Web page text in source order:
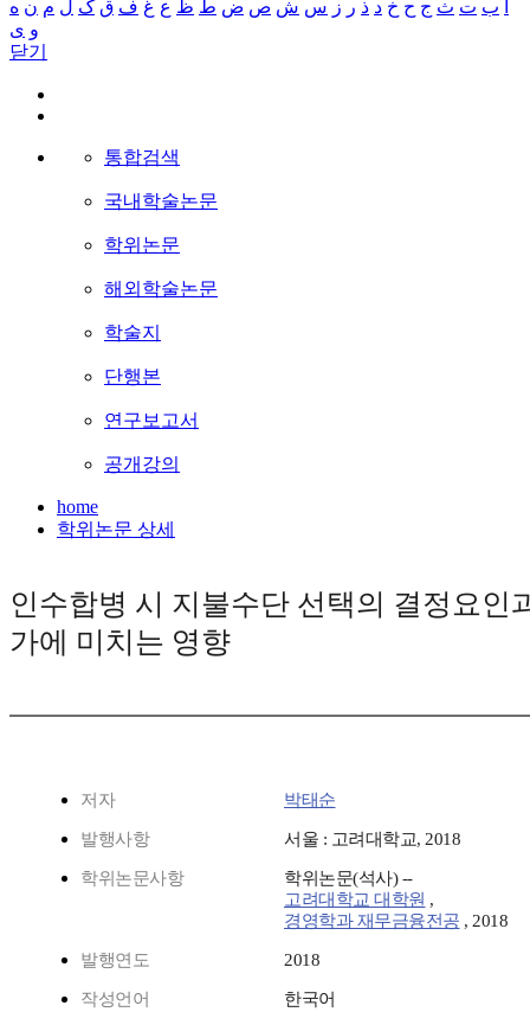
ب ت ث ج ح خ د ذ ر ز س ش ص ض ط ظ ع غ ف ق ک ل م ن ه
و ی
닫기
통합검색
국내학술논문
학위논문
해외학술논문
학술지
단행본
연구보고서
공개강의
home
학위논문 상세
인수합병 시 지불수단 선택의 결정요인
가에 미치는 영향
저자 박태순
발행사항 서울 : 고려대학교, 2018
학위논문사항
학위논문(석사) --
고려대학교 대학원 ,
경영학과 재무금융전공 , 2018
발행연도 2018
작성언어
한국어